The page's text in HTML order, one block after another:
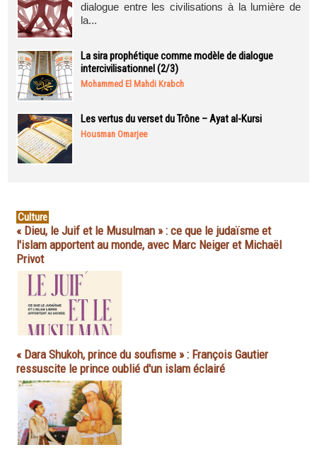
dialogue entre les civilisations à la lumière de
la...
La sira prophétique comme modèle de dialogue
intercivilisationnel (2/3)
Mohammed El Mahdi Krabch
Les vertus du verset du Trône – Ayat al-Kursi
Housman Omarjee
Culture
« Dieu, le Juif et le Musulman » : ce que le judaïsme et
l'islam apportent au monde, avec Marc Neiger et Michaël
Privot
« Dara Shukoh, prince du soufisme » : François Gautier
ressuscite le prince oublié d'un islam éclairé